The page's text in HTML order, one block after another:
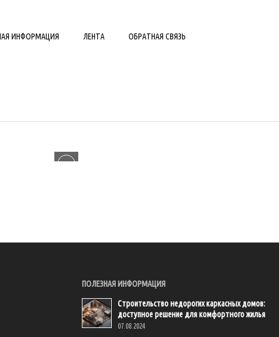
ИНФОРМАЦИЯ ЛЕНТА ОБРАТНАЯ СВЯЗЬ
0
ПОЛЕЗНАЯ ИНФОРМАЦИЯ
Строительство недорогих каркасных домов:
доступное решение для комфортного жилья
07.08.2024